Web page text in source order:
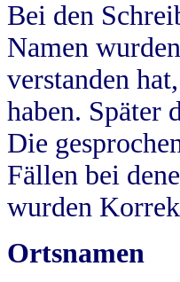
Bei den
Namen
verstanden
haben. Später
Die
Fällen bei
wurden
Ortsnamen